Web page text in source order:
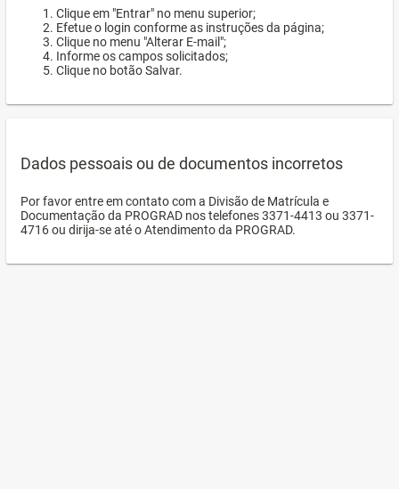
Clique em "Entrar" no menu superior;
Efetue o login conforme as instruções da página;
Clique no menu "Alterar E-mail";
Informe os campos solicitados;
Clique no botão Salvar.
Dados pessoais ou de documentos incorretos
Por favor entre em contato com a Divisão de Matrícula e
Documentação da PROGRAD nos telefones 3371-4413 ou 3371-
4716 ou dirija-se até o Atendimento da PROGRAD.